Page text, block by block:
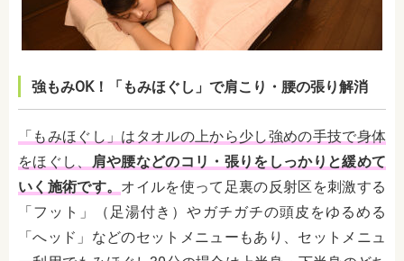
強もみOK！「もみほぐし」で肩こり・腰の張り解消
「もみほぐし」はタオルの上から少し強めの手技で身体
をほぐし、
肩や腰などのコリ・張りをしっかりと緩めて
いく施術です。 オイルを使って足裏の反射区を刺激する
「フット」（足湯付き）やガチガチの頭皮をゆるめる
「へッド」などのセットメニューもあり、セットメニュ